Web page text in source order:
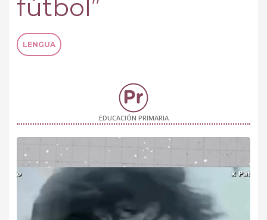
fútbol”
LENGUA
EDUCACIÓN PRIMARIA